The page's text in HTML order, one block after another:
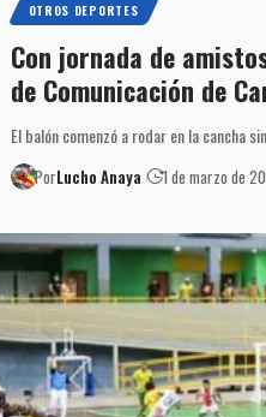
OTROS DEPORTES
Con jornada de
de Comunicación de
El balón comenzó a rodar en la cancha
PorLucho Anaya 1 de marzo de